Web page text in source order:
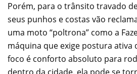
Porém, para o trânsito travado
seus punhos e costas vão
uma moto “poltrona” como a
máquina que exige postura ativa
foco é conforto absoluto para